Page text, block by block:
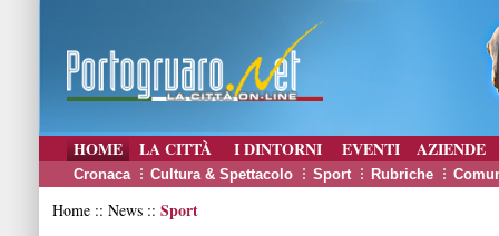
HOME LA CITTÀ I DINTORNI EVENTI AZIENDE
Cronaca Cultura & Spettacolo Sport Rubriche
Home :: News :: Sport